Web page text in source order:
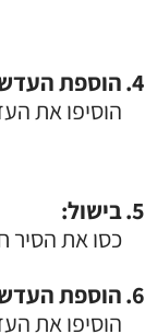
הוספת
הוסיפו את העדשים
בישול:
כסו את הסיר
הוספת